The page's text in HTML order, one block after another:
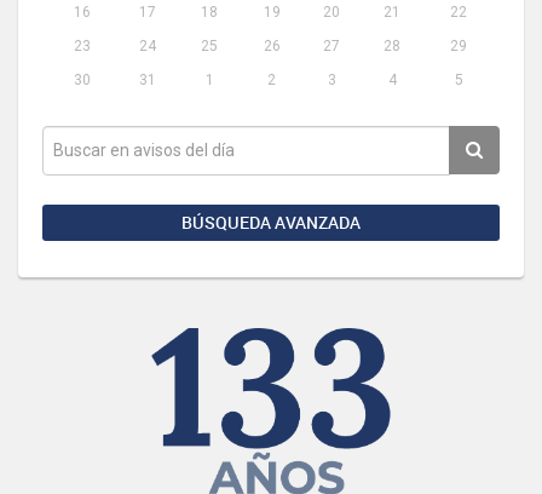
16
17 18 19 20 21
22
23
24 25 26 27 28
29
30
31 1 2 3 4 5
BÚSQUEDA AVANZADA